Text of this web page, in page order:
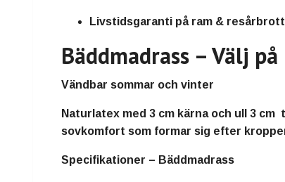
Livstidsgaranti på ram & resårbrott
Bäddmadrass – Välj
Vändbar sommar och vinter
Naturlatex med 3 cm kärna och ull 3 cm
sovkomfort som formar sig efter
Specifikationer – Bäddmadrass